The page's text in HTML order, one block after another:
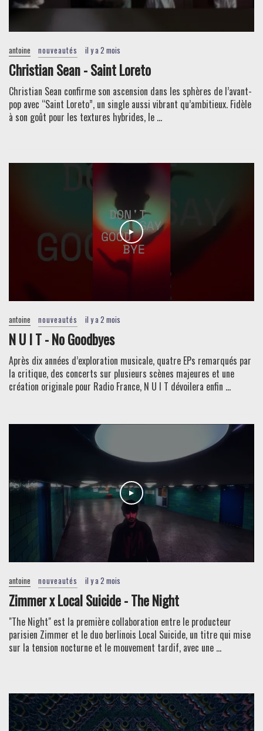
antoine nouveautés il y a 2 mois
Christian Sean - Saint Loreto
Christian Sean confirme son ascension dans les sphères de l’avant-
pop avec “Saint Loreto”, un single aussi vibrant qu’ambitieux. Fidèle
à son goût pour les textures hybrides, le ...
antoine nouveautés il y a 2 mois
N U I T - No Goodbyes
Après dix années d’exploration musicale, quatre EPs remarqués par
la critique, des concerts sur plusieurs scènes majeures et une
création originale pour Radio France, N U I T dévoilera enfin ...
antoine nouveautés il y a 2 mois
Zimmer x Local Suicide - The Night
"The Night" est la première collaboration entre le producteur
parisien Zimmer et le duo berlinois Local Suicide, un titre qui mise
sur la tension nocturne et le mouvement tardif, avec une ...